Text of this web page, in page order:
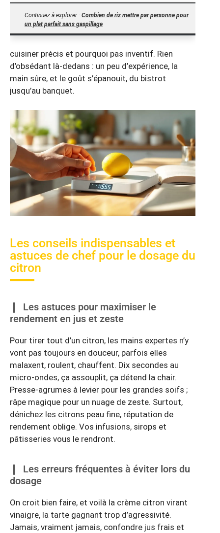
Continuez à explorer : Combien de riz mettre par personne pour
un plat parfait sans gaspillage
cuisiner précis et pourquoi pas inventif. Rien
d’obsédant là-dedans : un peu d’expérience, la
main sûre, et le goût s’épanouit, du bistrot
jusqu’au banquet.
Les conseils indispensables et
astuces de chef pour le dosage du
citron
Les astuces pour maximiser le
rendement en jus et zeste
Pour tirer tout d’un citron, les mains expertes n’y
vont pas toujours en douceur, parfois elles
malaxent, roulent, chauffent. Dix secondes au
micro-ondes, ça assouplit, ça détend la chair.
Presse-agrumes à levier pour les grandes soifs ;
râpe magique pour un nuage de zeste. Surtout,
dénichez les citrons peau fine, réputation de
rendement oblige. Vos infusions, sirops et
pâtisseries vous le rendront.
Les erreurs fréquentes à éviter lors du
dosage
On croit bien faire, et voilà la crème citron virant
vinaigre, la tarte gagnant trop d’agressivité.
Jamais, vraiment jamais, confondre jus frais et